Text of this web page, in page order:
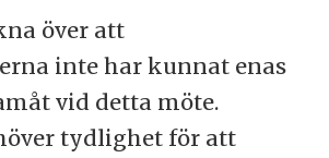
över att
inte har kunnat enas
vid detta möte.
tydlighet för att